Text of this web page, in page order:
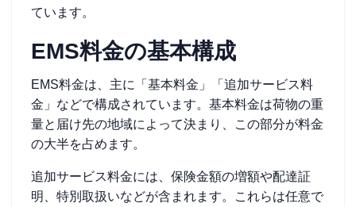
ています。
EMS料金の基本構成
EMS料金は、主に「基本料金」「追加サービス料
金」などで構成されています。基本料金は荷物の重
量と届け先の地域によって決まり、この部分が料金
の大半を占めます。
追加サービス料金には、保険金額の増額や配達証
明、特別取扱いなどが含まれます。これらは任意で